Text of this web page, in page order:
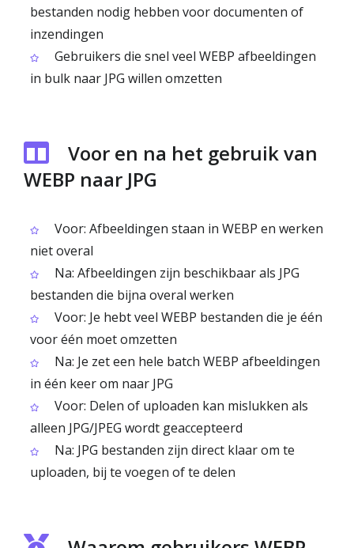
bestanden nodig hebben voor documenten of
inzendingen
Gebruikers die snel veel WEBP afbeeldingen
in bulk naar JPG willen omzetten
Voor en na het gebruik van
WEBP naar JPG
Voor: Afbeeldingen staan in WEBP en werken
niet overal
Na: Afbeeldingen zijn beschikbaar als JPG
bestanden die bijna overal werken
Voor: Je hebt veel WEBP bestanden die je één
voor één moet omzetten
Na: Je zet een hele batch WEBP afbeeldingen
in één keer om naar JPG
Voor: Delen of uploaden kan mislukken als
alleen JPG/JPEG wordt geaccepteerd
Na: JPG bestanden zijn direct klaar om te
uploaden, bij te voegen of te delen